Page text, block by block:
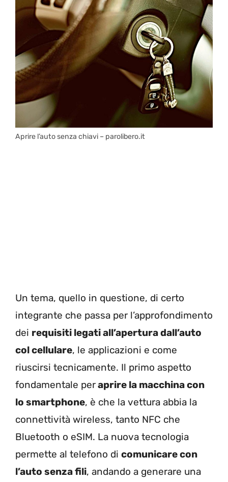
Aprire l’auto senza chiavi – parolibero.it
Un tema, quello in questione, di certo
integrante che passa per l’approfondimento
dei requisiti legati all’apertura dall’auto
col cellulare, le applicazioni e come
riuscirsi tecnicamente. Il primo aspetto
fondamentale peraprire la macchina con
lo smartphone, è che la vettura abbia la
connettività wireless, tanto NFC che
Bluetooth o eSIM. La nuova tecnologia
permette al telefono di comunicare con
l’auto senza fili, andando a generare una